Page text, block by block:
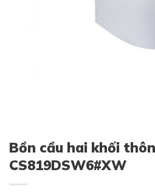
Bồn cầu hai khối
CS819DSW6#XW